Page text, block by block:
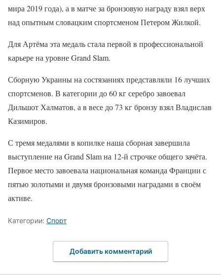
мира 2019 года), а в матче за бронзовую награду взял верх
над опытным словацким спортсменом Петером Жилкой.
Для Артёма эта медаль стала первой в профессиональной
карьере на уровне Grand Slam.
Сборную Украины на состязаниях представляли 16 лучших
спортсменов. В категории до 60 кг серебро завоевал
Дильшот Халматов, а в весе до 73 кг бронзу взял Владислав
Казимиров.
С тремя медалями в копилке наша сборная завершила
выступление на Grand Slam на 12-й строчке общего зачёта.
Первое место завоевала национальная команда Франции с
пятью золотыми и двумя бронзовыми наградами в своём
активе.
Категории: Спорт
Добавить комментарий